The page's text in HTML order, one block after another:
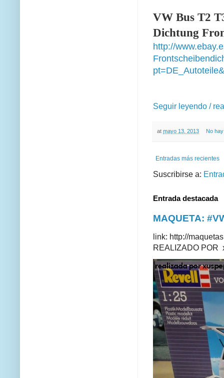
VW Bus T2
Dichtung
http://
Seguir leyendo /
at mayo 13, 2013 No
Entradas más recientes
Suscribirse a:
Entrada destacada
MAQUETA:
link: http://
REALIZADO POR